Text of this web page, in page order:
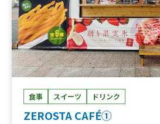
食事 スイーツ ドリンク
ZEROSTA CAFÉ①